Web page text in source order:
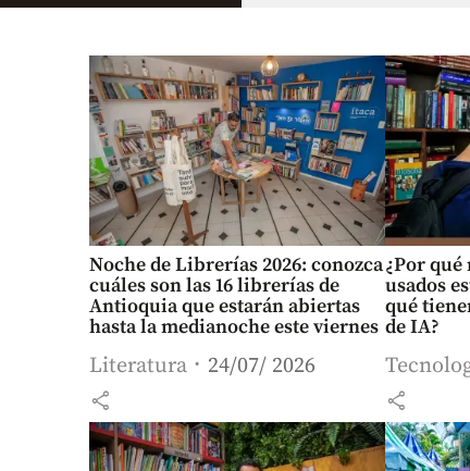
Noche de Librerías 2026: conozca
cuáles son las 16 librerías de
Antioquia que estarán abiertas
hasta la medianoche este viernes
Literatura 24/07/ 2026
share
¿Por
usados
qué
de IA?
share